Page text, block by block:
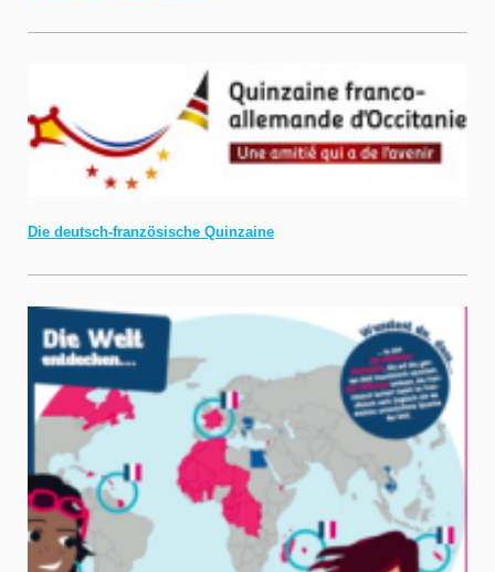
Die deutsch-französische Quinzaine